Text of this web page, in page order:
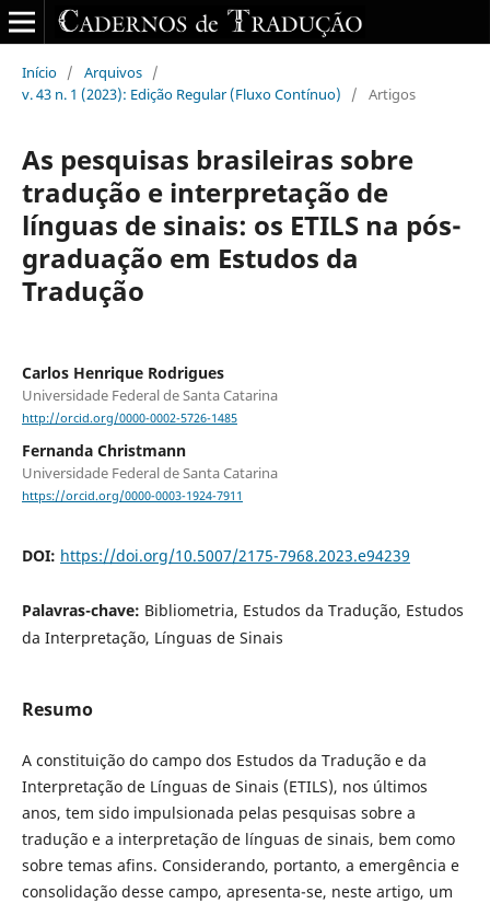
Início / Arquivos /
v. 43 n. 1 (2023): Edição Regular (Fluxo Contínuo)
/ Artigos
As pesquisas brasileiras sobre
tradução e interpretação de
línguas de sinais: os ETILS na pós-
graduação em Estudos da
Tradução
Carlos Henrique Rodrigues
Universidade Federal de Santa Catarina
http://orcid.org/0000-0002-5726-1485
Fernanda Christmann
Universidade Federal de Santa Catarina
https://orcid.org/0000-0003-1924-7911
DOI: https://doi.org/10.5007/2175-7968.2023.e94239
Palavras-chave: Bibliometria, Estudos da Tradução, Estudos
da Interpretação, Línguas de Sinais
Resumo
A constituição do campo dos Estudos da Tradução e da
Interpretação de Línguas de Sinais (ETILS), nos últimos
anos, tem sido impulsionada pelas pesquisas sobre a
tradução e a interpretação de línguas de sinais, bem como
sobre temas afins. Considerando, portanto, a emergência e
consolidação desse campo, apresenta-se, neste artigo, um